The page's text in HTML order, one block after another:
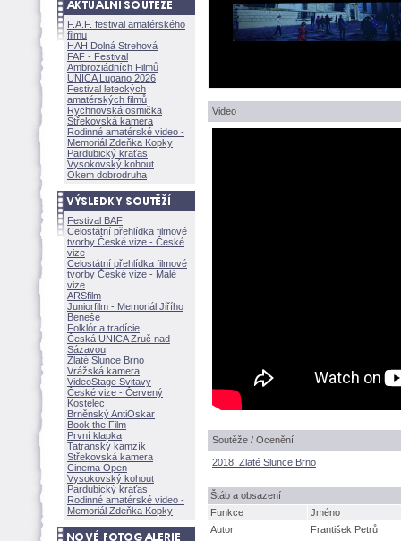
F.A.F. festival amatérského
filmu
HAH Dolná Strehov
FAF - Festival
Ambroziádních Filmů
UNICA Lugano 2026
Festival leteckých
amatérských filmů
Rychnovská osmička
Střekovská kamera
Rodinné amatérské video -
Memoriál Zdeňka Kopky
Pardubický kraťas
Vysokovský kohout
Okem dobrodruha
Festival BAF
Celostátní přehlídka filmové
tvorby České vize - České
vize
Celostátní přehlídka filmové
tvorby České vize - Malé
vize
ARSfilm
Juniorfilm - Memoriál Jiřího
Beneše
Folklór a tradície
Česká UNICA Zruč nad
Sázavou
Zlaté Slunce Brno
Vrážská kamera
VideoStage Svitavy
České vize - Červený
Kostelec
Brněnský AntiOskar
Book the Film
První klapka
Tatranský kamzík
Střekovská kamera
Cinema Open
Vysokovský kohout
Pardubický kraťas
Rodinné amatérské video -
Memoriál Zdeňka Kopky
Video
Soutěže / Ocenění
2018: Zlaté Slunce Brno
táb a obsazení
Funkce
Jméno
Autor
František Petrů